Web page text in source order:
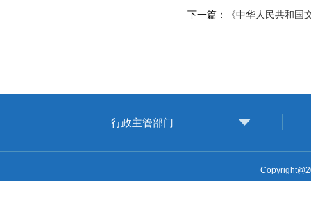
下一篇：
《中华人民共和国
行政主管部门